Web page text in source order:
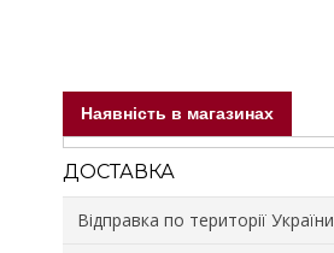
Наявність в магазинах
ДОСТАВКА
Відправка по території України